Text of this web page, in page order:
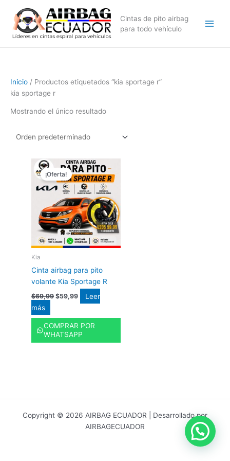
contenido
Cintas de pito airbag
para todo vehículo
Inicio / Productos etiquetados “kia sportage r”
kia sportage r
Mostrando el único resultado
¡Oferta!
Kia
Cinta airbag para pito
volante Kia Sportage R
$69,99
precio
original
era:
$69,99.
$59,99
El
precio
actual
es:
$59,99.
Leer
más
COMPRAR POR
WHATSAPP
Copyright © 2026 AIRBAG ECUADOR | Desarrollado por
AIRBAGECUADOR